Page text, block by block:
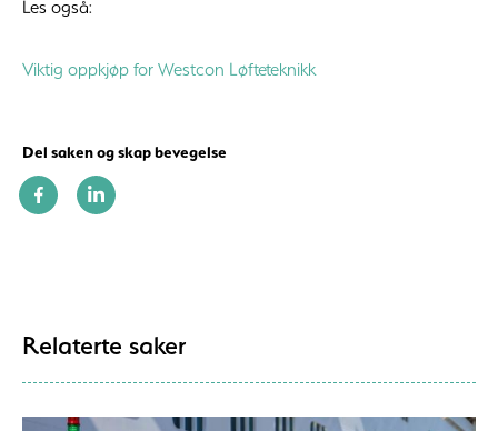
Les også:
Viktig oppkjøp for Westcon Løfteteknikk
Del saken og skap bevegelse
Relaterte saker